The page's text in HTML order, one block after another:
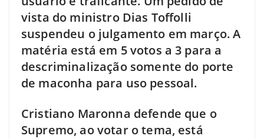
vista do ministro Dias Toffolli
suspendeu o julgamento em março. A
matéria está em 5 votos a 3 para a
descriminalização somente do porte
de maconha para uso pessoal.
Cristiano Maronna defende que o
Supremo, ao votar o tema, está